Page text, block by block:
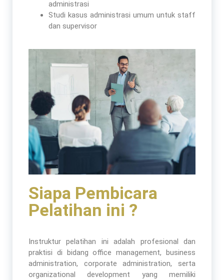
administrasi
Studi kasus administrasi umum untuk staff
dan supervisor
Siapa Pembicara
Pelatihan ini ?
Instruktur pelatihan ini adalah profesional dan
praktisi di bidang office management, business
administration, corporate administration, serta
organizational development yang memiliki